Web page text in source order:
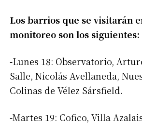
Los barrios que se visitarán
monitoreo son los siguientes:
-Lunes 18: Observatorio,
Salle, Nicolás Avellaneda,
Colinas de Vélez Sársfield.
-Martes 19: Cofico, Villa